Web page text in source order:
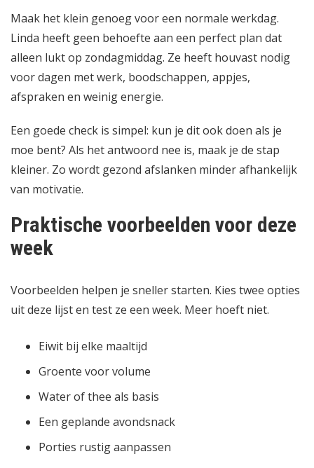
Maak het klein genoeg voor een normale werkdag.
Linda heeft geen behoefte aan een perfect plan dat
alleen lukt op zondagmiddag. Ze heeft houvast nodig
voor dagen met werk, boodschappen, appjes,
afspraken en weinig energie.
Een goede check is simpel: kun je dit ook doen als je
moe bent? Als het antwoord nee is, maak je de stap
kleiner. Zo wordt gezond afslanken minder afhankelijk
van motivatie.
Praktische voorbeelden voor deze
week
Voorbeelden helpen je sneller starten. Kies twee opties
uit deze lijst en test ze een week. Meer hoeft niet.
Eiwit bij elke maaltijd
Groente voor volume
Water of thee als basis
Een geplande avondsnack
Porties rustig aanpassen